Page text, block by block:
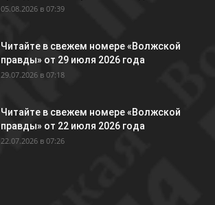
05.08.2026 в 07:39
Читайте в свежем номере «Волжской
правды» от 29 июля 2026 года
29.07.2026 в 07:18
Читайте в свежем номере «Волжской
правды» от 22 июля 2026 года
22.07.2026 в 07:26